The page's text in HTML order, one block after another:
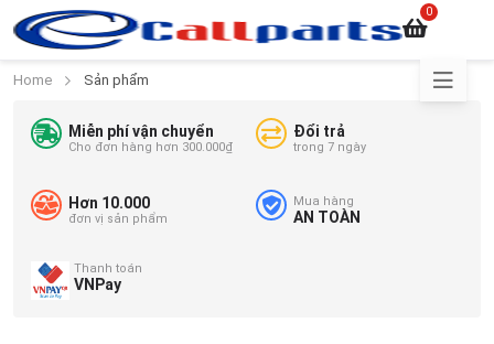
0
Home Sản phẩm
Miễn phí vận chuyển
Cho đơn hàng hơn 300.000₫
Đổi trả
trong 7 ngày
Hơn 10.000
đơn vị sản phẩm
Mua hàng
AN TOÀN
Thanh toán
VNPay